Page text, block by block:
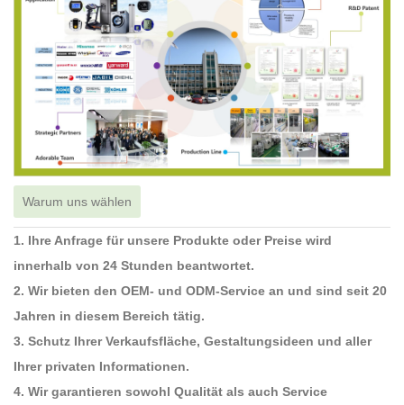
Warum uns wählen
1. Ihre Anfrage für unsere Produkte oder Preise wird
innerhalb von 24 Stunden beantwortet.
2. Wir bieten den OEM- und ODM-Service an und sind seit 20
Jahren in diesem Bereich tätig.
3. Schutz Ihrer Verkaufsfläche, Gestaltungsideen und aller
Ihrer privaten Informationen.
4. Wir garantieren sowohl Qualität als auch Service